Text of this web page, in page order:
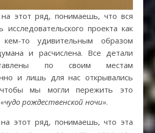
на этот ряд, понимаешь, что вся
исследовательского проекта как
то удивительным образом
и расчислена. Все детали
по своим местам
и лишь для нас открывались
чтобы мы могли пережить это
«чудо рождественской ночи».
на этот ряд, понимаешь, что эта